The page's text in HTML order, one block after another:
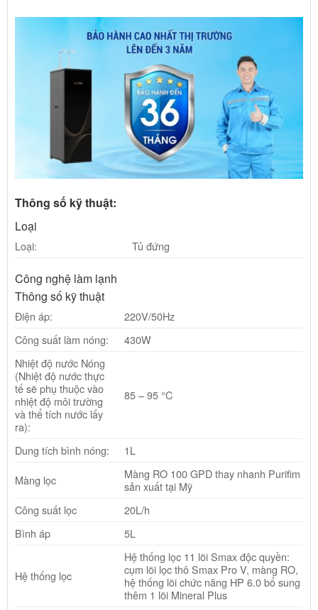
Thông số kỹ thuật:
Loại
Loại: Tủ đứng
Công nghệ làm lạnh
Thông số kỹ thuật
Điện áp:
220V/50Hz
Công suất làm nóng:
430W
Nhiệt độ nước Nóng
(Nhiệt độ nước thực
tế sẽ phụ thuộc vào
nhiệt độ môi trường
và thể tích nước lấy
ra):
85 – 95 °C
Dung tích bình nóng:
1L
Màng lọc
Màng RO 100 GPD thay nhanh Purifim
sản xuất tại Mỹ
Công suất lọc
20L/h
Bình áp
5L
Hệ thống lọc
Hệ thống lọc 11 lõi Smax độc quyền:
cụm lõi lọc thô Smax Pro V, màng RO,
hệ thống lõi chức năng HP 6.0 bổ sung
thêm 1 lõi Mineral Plus